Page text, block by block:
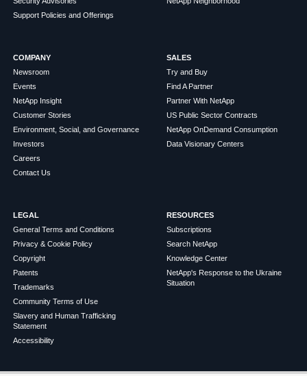
Support Policies and Offerings
COMPANY
Newsroom
Events
NetApp Insight
Customer Stories
Environment, Social, and Governance
Investors
Careers
Contact Us
SALES
Try and Buy
Find A Partner
Partner With NetApp
US Public Sector Contracts
NetApp OnDemand Consumption
Data Visionary Centers
LEGAL
General Terms and Conditions
Privacy & Cookie Policy
Copyright
Patents
Trademarks
Community Terms of Use
Slavery and Human Trafficking
Statement
Accessibility
RESOURCES
Subscriptions
Search NetApp
Knowledge Center
NetApp's Response to the Ukraine
Situation